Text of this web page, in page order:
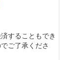
することもでき
ご了承くださ